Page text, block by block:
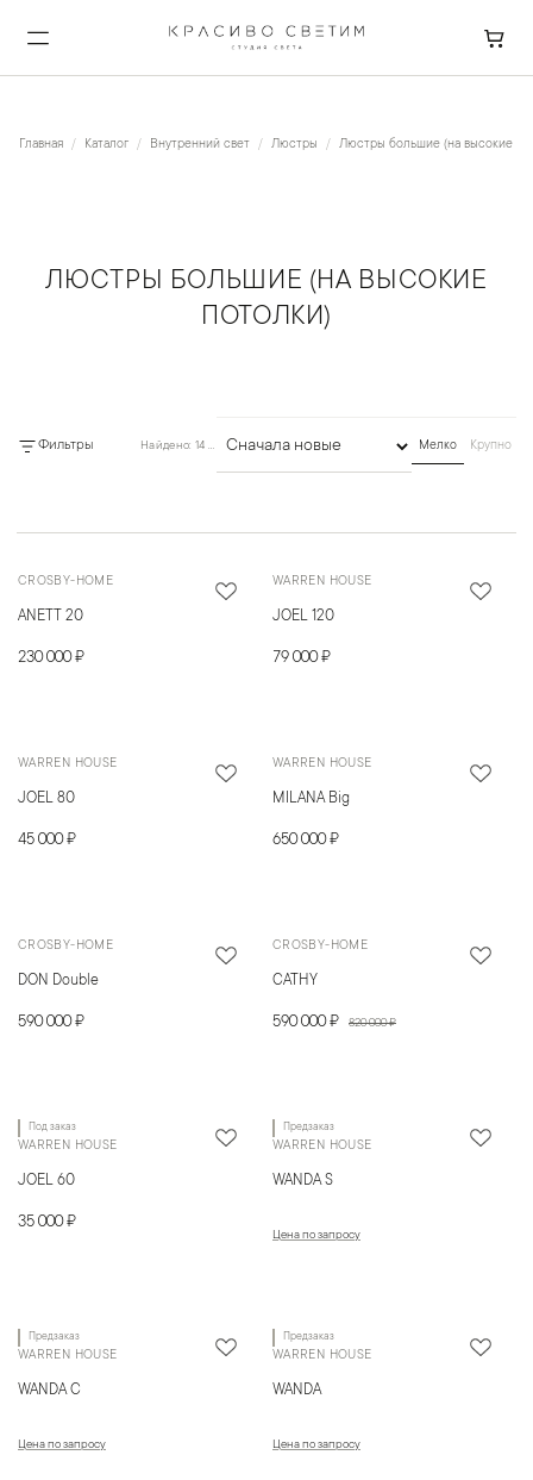
Главная Каталог Внутренний свет Люстры Люстры большие (на высокие
ЛЮСТРЫ БОЛЬШИЕ (НА ВЫСОКИЕ
ПОТОЛКИ)
Фильтры Найдено: 14 товаров Мелко Крупно
CROSBY-HOME
ANETT 20
230 000 ₽
WARREN HOUSE
JOEL 120
79 000 ₽
WARREN HOUSE
JOEL 80
45 000 ₽
WARREN HOUSE
MILANA Big
650 000 ₽
CROSBY-HOME
DON Double
590 000 ₽
CROSBY-HOME
CATHY
590 000 ₽ 820 000 ₽
Под заказ
WARREN HOUSE
JOEL 60
35 000 ₽
Предзаказ
WARREN HOUSE
WANDA S
Цена по запросу
Предзаказ
WARREN HOUSE
WANDA C
Цена по запросу
Предзаказ
WARREN HOUSE
WANDA
Цена по запросу